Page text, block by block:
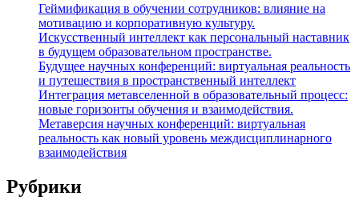
Геймификация в обучении сотрудников: влияние на
мотивацию и корпоративную культуру.
Искусственный интеллект как персональный наставник
в будущем образовательном пространстве.
Будущее научных конференций: виртуальная реальность
и путешествия в пространственный интеллект
Интеграция метавселенной в образовательный процесс:
новые горизонты обучения и взаимодействия.
Метаверсия научных конференций: виртуальная
реальность как новый уровень междисциплинарного
взаимодействия
Рубрики